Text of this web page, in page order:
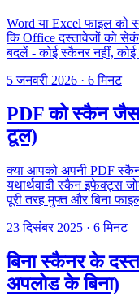
Word या Excel फाइल को
कि Office दस्तावेजों को
बदलें - कोई स्कैनर नहीं,
5 जनवरी 2026 · 6 मिनट
PDF को स्कैन
टूल)
क्या आपको अपनी PDF
यथार्थवादी स्कैन इफेक्ट्स
पूरी तरह मुफ्त और बिना
23 दिसंबर 2025 · 6 मिनट
बिना स्कैनर के
अपलोड के बिना)